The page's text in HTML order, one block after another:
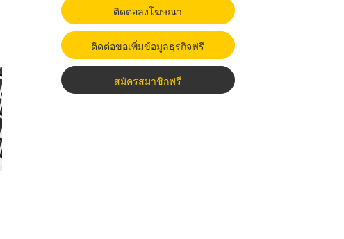
ติดต่อลงโฆษณา
ติดต่อขอเพิ่มข้อมูลธุรกิจฟรี
สมัครสมาชิกฟรี